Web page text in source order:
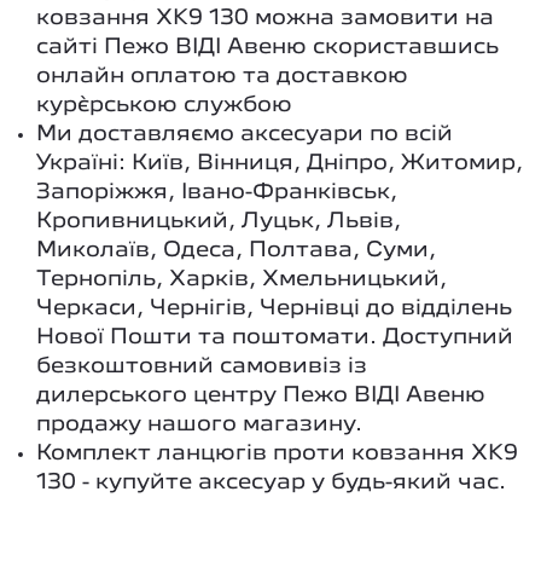
ковзання XK9 130 можна замовити на
сайті Пежо ВІДІ Авеню скориставшись
онлайн оплатою та доставкою
кур`єрською службою
Ми доставляємо аксесуари по всій
Україні: Київ, Вінниця, Дніпро, Житомир,
Запоріжжя, Івано-Франківськ,
Кропивницький, Луцьк, Львів,
Миколаїв, Одеса, Полтава, Суми,
Тернопіль, Харків, Хмельницький,
Черкаси, Чернігів, Чернівці до відділень
Нової Пошти та поштомати. Доступний
безкоштовний самовивіз із
дилерського центру Пежо ВІДІ Авеню
продажу нашого магазину.
Комплект ланцюгів проти ковзання XK9
130 - купуйте аксесуар у будь-який час.